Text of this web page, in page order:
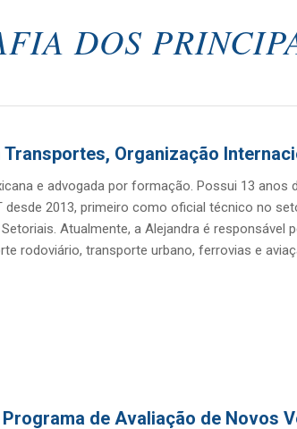
DOS
Organização
e advogada por formação. Possui 13
desde 2013, primeiro como oficial técnico no
Atualmente, a Alejandra é
rodoviário, transporte urbano, ferrovias e
de Avaliação de Novos